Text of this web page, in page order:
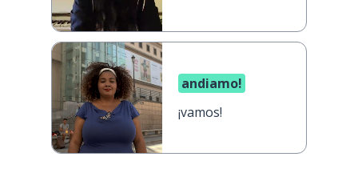
andiamo!
¡vamos!